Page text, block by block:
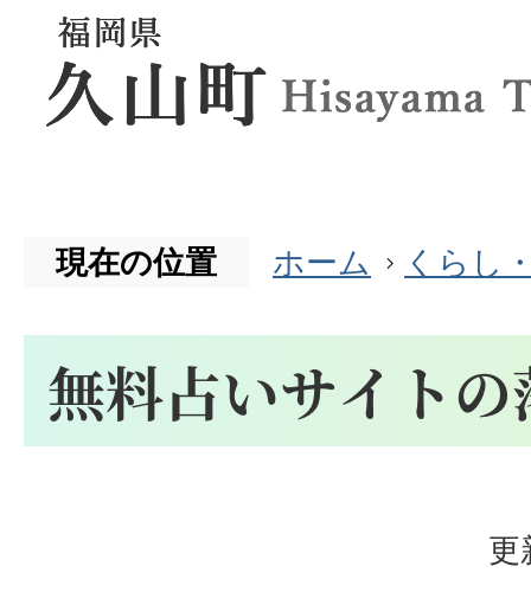
現在の位置 ホーム くらし
無料占いサイト
更